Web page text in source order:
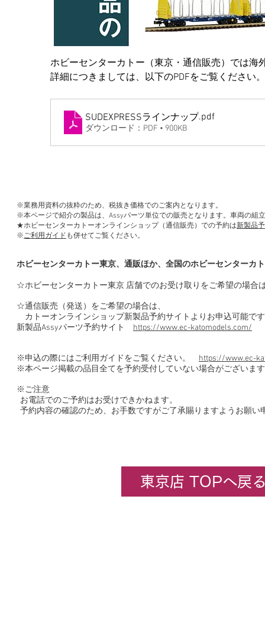
ホビーセンターカトー（東京・通信販売）では海
詳細につきましては、以下のPDFをご覧ください。
SUDEXPRESSラインナップ.pdf
ダウンロード：PDF • 900KB
※業務用資料の抜粋のため、税抜き価格でのご案内となります。
※本ページで紹介の製品は、Assyパーツ単位での販売となります。車両の組
★ホビーセンターカトーオンラインショップ（通信販売）での予約は新製品
※ご利用ガイド も併せてご覧ください。
ホビーセンターカトー東京、通販ほか、全国のホビーセンターカ
☆ホビーセンターカトー東京 店舗でのお受け取りをご希望の場合
☆通信販売（発送）をご希望の場合は、
カトーオンラインショップ新製品予約サイトよりお申込可能で
新製品Assyパーツ予約サイト https://www.ec-katomodels.com/
※申込の際にはご利用ガイドをご覧ください。 https://www.ec-
※本ページ掲載の品目全てを予約受付していない場合がございま
※ご注意
お電話でのご予約はお受けできかねます。
予約内容の確認のため、お手数ですがご了承賜りますようお願い
東京店 TOPへ戻